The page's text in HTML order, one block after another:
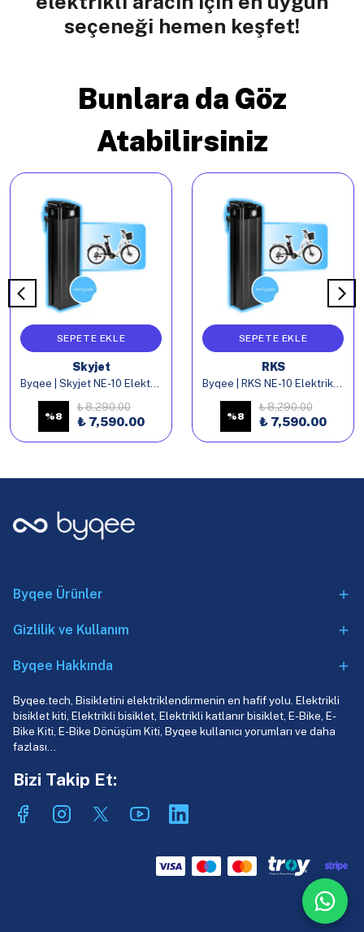
seçeneği hemen keşfet!
Bunlara da Göz
Atabilirsiniz
SEPETE EKLE
Skyjet
Byqee | Skyjet NE-10 Elektrikli Bisiklet Batarya
%8
₺ 8,290.00
₺ 7,590.00
SEPETE EKLE
RKS
Byqee | RKS NE-10 Elektrikli Bisiklet Batarya
%8
₺ 8,290.00
₺ 7,590.00
Byqee Ürünler
Gizlilik ve Kullanım
Byqee Hakkında
Byqee.tech, Bisikletini elektriklendirmenin en hafif yolu. Elektrikli
bisiklet kiti, Elektrikli bisiklet, Elektrikli katlanır bisiklet, E-Bike, E-
Bike Kiti, E-Bike Dönüşüm Kiti, Byqee kullanıcı yorumları ve daha
fazlası…
Bizi Takip Et: